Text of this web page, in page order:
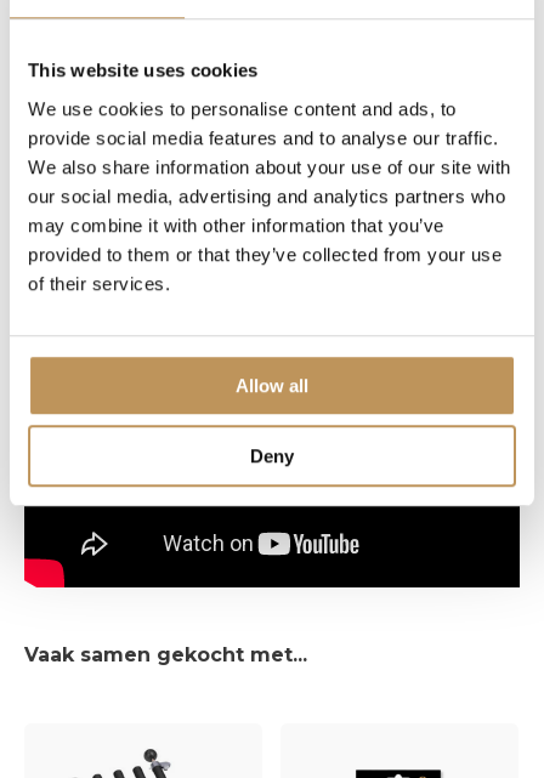
This website uses cookies
We use cookies to personalise content and ads, to
provide social media features and to analyse our traffic.
We also share information about your use of our site with
our social media, advertising and analytics partners who
may combine it with other information that you’ve
provided to them or that they’ve collected from your use
of their services.
Allow all
Deny
Welkom bij Lumedi
Vaak samen gekocht met...